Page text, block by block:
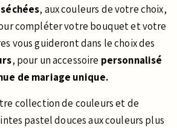
, aux couleurs de votre choix,
compléter votre bouquet et votre
vous guideront dans le choix des
, pour un accessoire personnalisé
de mariage unique.
collection de couleurs et de
pastel douces aux couleurs plus